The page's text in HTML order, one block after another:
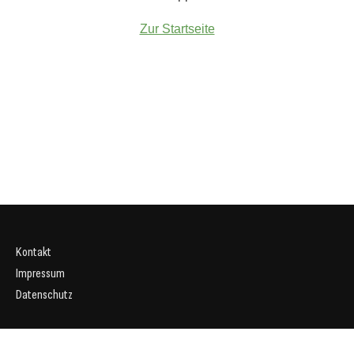
Zur Startseite
Kontakt
Impressum
Datenschutz